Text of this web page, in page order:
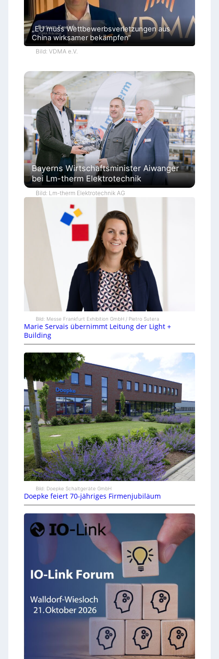
„EU muss Wettbewerbsverletzungen aus
China wirksamer bekämpfen“
Bild: VDMA e.V.
Bayerns Wirtschaftsminister Aiwanger
bei Lm-therm Elektrotechnik
Bild: Lm-therm Elektrotechnik AG
Bild: Messe Frankfurt Exhibition GmbH / Pietro Sutera
Marie Servais übernimmt Leitung der Light +
Building
Bild: Doepke Schaltgeräte GmbH
Doepke feiert 70-jähriges Firmenjubiläum